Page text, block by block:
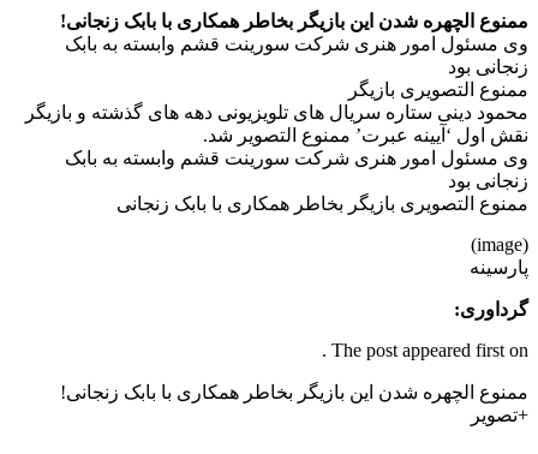
ممنوع الچهره شدن این بازیگر بخاطر همکاری با بابک زنجانی!
وی مسئول امور هنری شرکت سورینت قشم وابسته به بابک
زنجانی بود
ممنوع التصویری بازیگر
محمود دینی ستاره سریال های تلویزیونی دهه های گذشته و بازیگر
نقش اول ‘آیینه عبرت’ ممنوع التصوير شد.
وی مسئول امور هنری شرکت سورینت قشم وابسته به بابک
زنجانی بود
ممنوع التصویری بازیگر بخاطر همکاری با بابک زنجانی
(image)
پارسینه
گرداوری:
The post appeared first on .
ممنوع الچهره شدن این بازیگر بخاطر همکاری با بابک زنجانی!
+تصویر